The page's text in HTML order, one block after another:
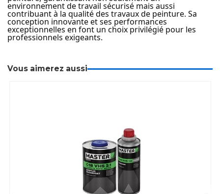
environnement de travail sécurisé mais aussi
contribuant à la qualité des travaux de peinture. Sa
conception innovante et ses performances
exceptionnelles en font un choix privilégié pour les
professionnels exigeants.
Vous aimerez aussi